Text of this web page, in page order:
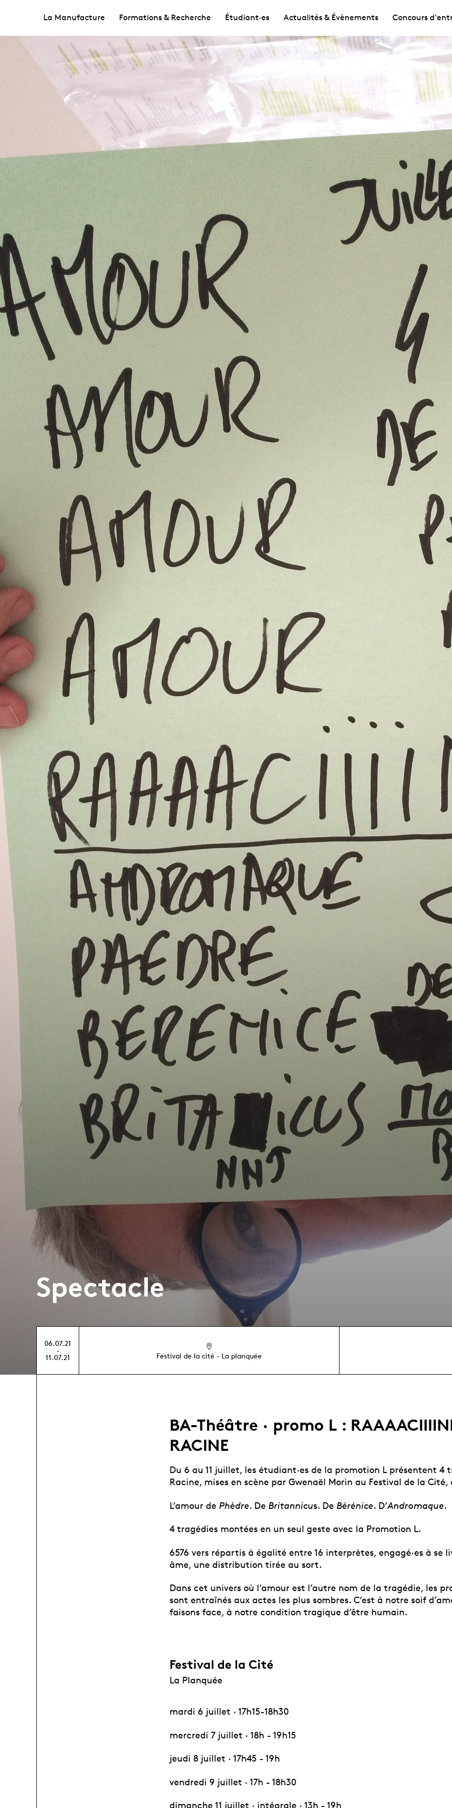
La Manufacture Formations & Recherche Étudiant·es Actualités & Évènements Concours
Spectacle
06.07.21
-
11.07.21
Festival de la cité - La planquée
BA-Théâtre · promo L :
RACINE
Du 6 au 11 juillet, les étudiant·es de la promotion L présentent 4
Racine, mises en scène par Gwenaël Morin au Festival de la Cité,
L’amour de Phèdre. De Britannicus. De Bérénice. D’Andromaque.
4 tragédies montées en un seul geste avec la Promotion L.
6576 vers répartis à égalité entre 16 interprètes, engagé·es à se
âme, une distribution tirée au sort.
Dans cet univers où l’amour est l’autre nom de la tragédie, les
sont entraînés aux actes les plus sombres. C’est à notre soif
faisons face, à notre condition tragique d’être humain.
Festival de la Cité
La Planquée
mardi 6 juillet · 17h15-18h30
mercredi 7 juillet · 18h - 19h15
jeudi 8 juillet · 17h45 - 19h
vendredi 9 juillet · 17h - 18h30
dimanche 11 juillet · intégrale · 13h - 19h